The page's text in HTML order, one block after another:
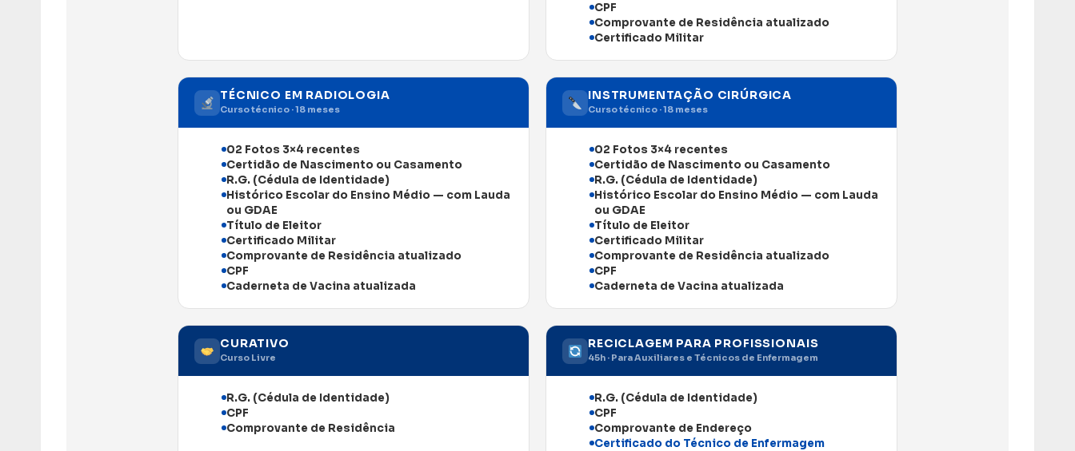
CPF
Comprovante de Residência atualizado
Certificado Militar
TÉCNICO EM RADIOLOGIA
Curso técnico · 18 meses
02 Fotos 3×4 recentes
Certidão de Nascimento ou Casamento
R.G. (Cédula de Identidade)
Histórico Escolar do Ensino Médio — com Lauda
ou GDAE
Título de Eleitor
Certificado Militar
Comprovante de Residência atualizado
CPF
Caderneta de Vacina atualizada
INSTRUMENTAÇÃO CIRÚRGICA
Curso técnico · 18 meses
02 Fotos 3×4 recentes
Certidão de Nascimento ou Casamento
R.G. (Cédula de Identidade)
Histórico Escolar do Ensino Médio — com Lauda
ou GDAE
Título de Eleitor
Certificado Militar
Comprovante de Residência atualizado
CPF
Caderneta de Vacina atualizada
CURATIVO
Curso Livre
R.G. (Cédula de Identidade)
CPF
Comprovante de Residência
RECICLAGEM PARA PROFISSIONAIS
45h · Para Auxiliares e Técnicos de Enfermagem
R.G. (Cédula de Identidade)
CPF
Comprovante de Endereço
Certificado do Técnico de Enfermagem